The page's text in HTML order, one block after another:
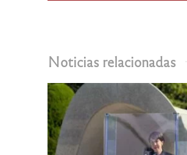
Noticias relacionadas